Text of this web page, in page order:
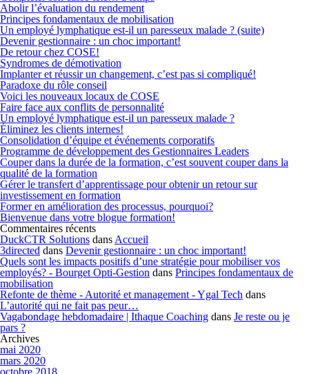
Abolir l’évaluation du rendement
Principes fondamentaux de mobilisation
Un employé lymphatique est-il un paresseux malade ? (suite)
Devenir gestionnaire : un choc important!
De retour chez COSE!
Syndromes de démotivation
Implanter et réussir un changement, c’est pas si compliqué!
Paradoxe du rôle conseil
Voici les nouveaux locaux de COSE
Faire face aux conflits de personnalité
Un employé lymphatique est-il un paresseux malade ?
Éliminez les clients internes!
Consolidation d’équipe et événements corporatifs
Programme de développement des Gestionnaires Leaders
Couper dans la durée de la formation, c’est souvent couper dans la
qualité de la formation
Gérer le transfert d’apprentissage pour obtenir un retour sur
investissement en formation
Former en amélioration des processus, pourquoi?
Bienvenue dans votre blogue formation!
Commentaires récents
DuckCTR Solutions dans Accueil
3directed dans Devenir gestionnaire : un choc important!
Quels sont les impacts positifs d’une stratégie pour mobiliser vos
employés? - Bourget Opti-Gestion dans Principes fondamentaux de
mobilisation
Refonte de thème - Autorité et management - Ygal Tech dans
L’autorité qui ne fait pas peur…
Vagabondage hebdomadaire | Ithaque Coaching dans Je reste ou je
pars ?
Archives
mai 2020
mars 2020
octobre 2018